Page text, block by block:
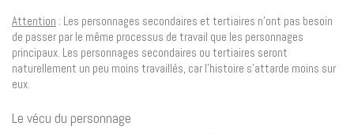
Attention : Les personnages secondaires et tertiaires n’ont pas besoin
de passer par le même processus de travail que les personnages
principaux. Les personnages secondaires ou tertiaires seront
naturellement un peu moins travaillés, car l’histoire s’attarde moins sur
eux.
Le vécu du personnage